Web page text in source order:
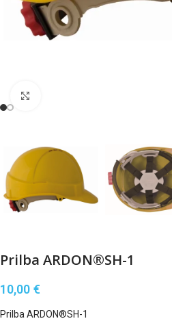
Prilba ARDON®SH-1
10,00 €
Prilba ARDON®SH-1